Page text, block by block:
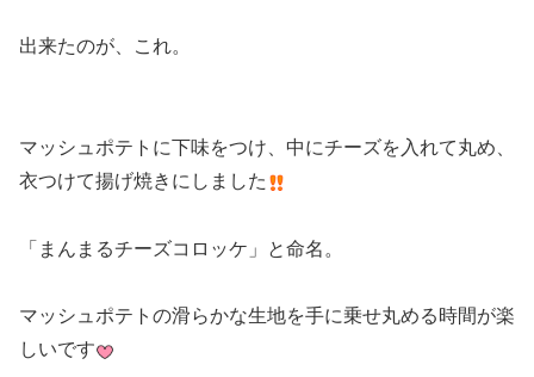
出来たのが、これ。
マッシュポテトに下味をつけ、中にチーズを入れて丸め、
衣つけて揚げ焼きにしました
「まんまるチーズコロッケ」と命名。
マッシュポテトの滑らかな生地を手に乗せ丸める時間が楽
しいです